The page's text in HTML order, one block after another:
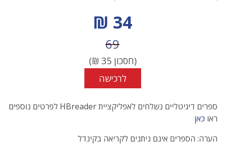
מחיר הנחה
34 ₪
מחיר לפני הנחה
69
(חסכון35
₪)
לרכישה
ספרים דיגיטליים נשלחים לאפליקציית HBreader לפרטים נוספים
ראו כאן
הערה: הספרים אינם ניתנים לקריאה בקינדל